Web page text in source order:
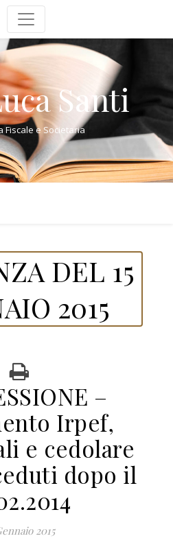
Santi
Fiscale e Societaria
DEL 15
2015
–
Irpef,
e cedolare
dopo il
2015